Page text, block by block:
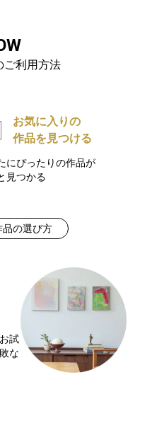
ご利用方法
お気に入りの
作品を見つける
にぴったりの作品が
見つかる
品の選び方
試
な